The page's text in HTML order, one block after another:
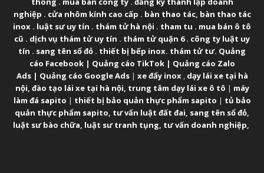
nghiệp . cửa nhôm kính cao cấp . bàn thao tác, bàn thao tác
inox . luật sư uy tín . thám tử hà nội . tham tu . mua bán ô tô
cũ . dịch vụ thám tử uy tín . thám tử quận 6. công ty luật uy
tín . sang tên sổ đỏ . thiết bị bếp inox. thám tử tư. Quảng
cáo Facebook| Quảng cáo TikTok| Quảng cáo Zalo
Ads| Quảng cáo Google Ads| xe đẩy inox, dạy lái xe tại hà
nội, đào tạo lái xe tại hà nội, trung tâm dạy lái xe ô tô | máy
làm đá sapito | thiết bị bảo quản thực phẩm sapito | tủ bảo
quản thực phẩm sapito, tư vấn luật đất đai, sang tên sổ đỏ,
luật sư bào chữa, luật sư tranh tụng, tư vấn doanh nghiệp,